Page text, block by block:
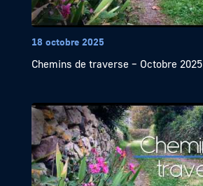
18 octobre 2025
Chemins de traverse – Octobre 2025